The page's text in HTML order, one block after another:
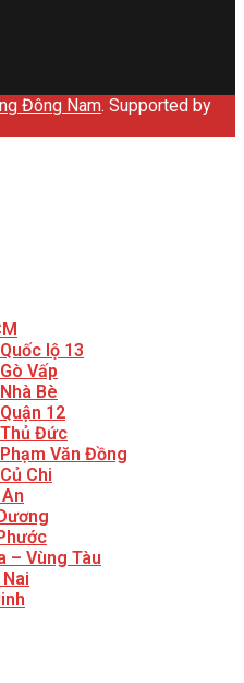
Đông Nam. Supported by
lộ 13
Vấp
Bè
12
Đức
Văn Đồng
Chi
– Vùng Tàu